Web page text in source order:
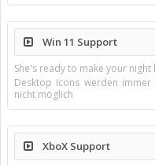
Win 11 Support
She's ready to make your
Desktop Icons werden
nicht möglich
XboX Support